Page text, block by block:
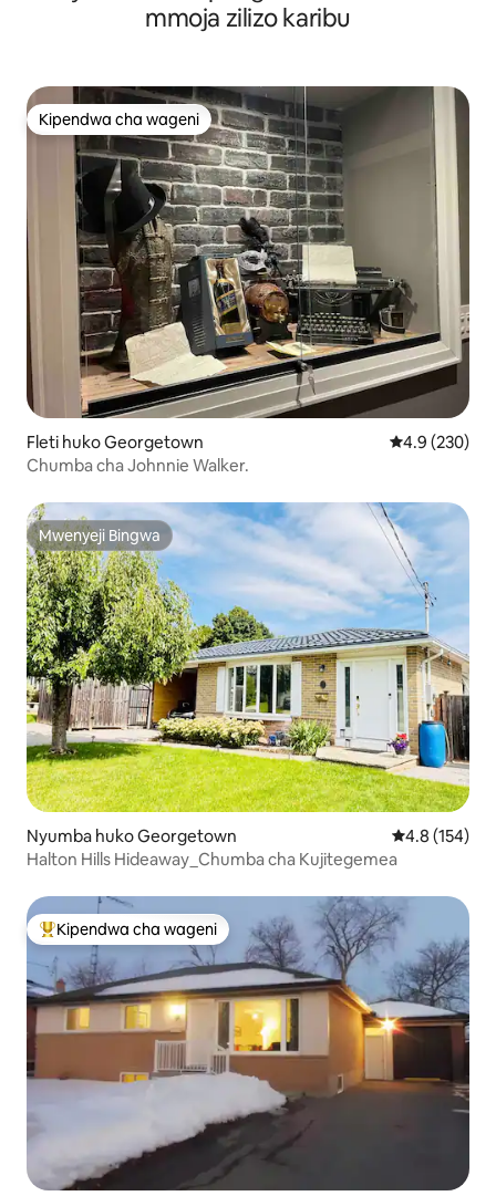
mmoja zilizo karibu
Kipendwa cha wageni
Kipendwa cha wageni
Fleti huko Georgetown Ukadiriaji wa
4.9 (230)
Chumba cha Johnnie Walker.
Mwenyeji Bingwa
Mwenyeji Bingwa
Nyumba huko Georgetown Ukadiriaji wa
4.8 (154)
Halton Hills Hideaway_Chumba cha Kujitegemea
Kipendwa maarufu cha wageni
Kipendwa cha wageni